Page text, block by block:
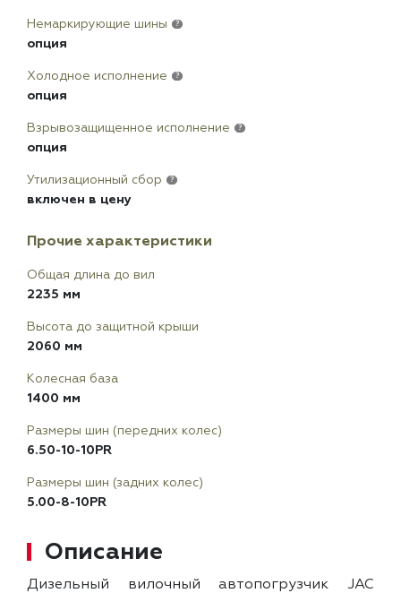
Немаркирующие шины ?
опция
Холодное исполнение ?
опция
Взрывозащищенное исполнение ?
опция
Утилизационный сбор ?
включен в цену
Прочие характеристики
Общая длина до вил
2235 мм
Высота до защитной крыши
2060 мм
Колесная база
1400 мм
Размеры шин (передних колес)
6.50-10-10PR
Размеры шин (задних колес)
5.00-8-10PR
Описание
Дизельный вилочный автопогрузчик JAC